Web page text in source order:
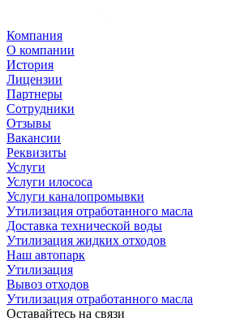
Компания
О компании
История
Лицензии
Партнеры
Сотрудники
Отзывы
Вакансии
Реквизиты
Услуги
Услуги илососа
Услуги каналопромывки
Утилизация отработанного масла
Доставка технической воды
Утилизация жидких отходов
Наш автопарк
Утилизация
Вывоз отходов
Утилизация отработанного масла
Оставайтесь на связи